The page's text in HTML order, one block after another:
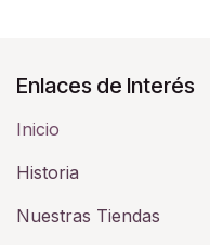
Enlaces de Interés
Inicio
Historia​
Nuestras Tiendas